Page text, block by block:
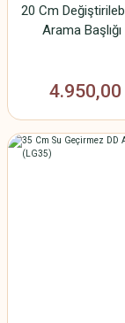
20 Cm
Arama Başlığı